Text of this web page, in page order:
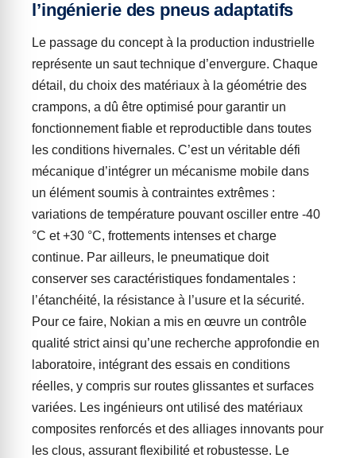
l’ingénierie des pneus adaptatifs
Le passage du concept à la production industrielle
représente un saut technique d’envergure. Chaque
détail, du choix des matériaux à la géométrie des
crampons, a dû être optimisé pour garantir un
fonctionnement fiable et reproductible dans toutes
les conditions hivernales. C’est un véritable défi
mécanique d’intégrer un mécanisme mobile dans
un élément soumis à contraintes extrêmes :
variations de température pouvant osciller entre -40
°C et +30 °C, frottements intenses et charge
continue. Par ailleurs, le pneumatique doit
conserver ses caractéristiques fondamentales :
l’étanchéité, la résistance à l’usure et la sécurité.
Pour ce faire, Nokian a mis en œuvre un contrôle
qualité strict ainsi qu’une recherche approfondie en
laboratoire, intégrant des essais en conditions
réelles, y compris sur routes glissantes et surfaces
variées. Les ingénieurs ont utilisé des matériaux
composites renforcés et des alliages innovants pour
les clous, assurant flexibilité et robustesse. Le